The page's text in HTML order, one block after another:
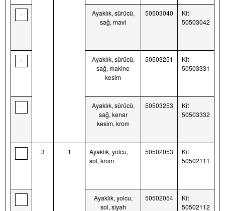
Ayaklık, sürücü,
sağ, mavi
50503040
Kit
50503042
Ayaklık, sürücü,
sağ, makine
kesim
50503251
Kit
50503331
Ayaklık, sürücü,
sağ, kenar
kesim, krom
50503253
Kit
50503332
3 1
Ayaklık, yolcu,
sol, krom
50502053
Kit
50502111
Ayaklık, yolcu,
sol, siyah
50502054
Kit
50502112